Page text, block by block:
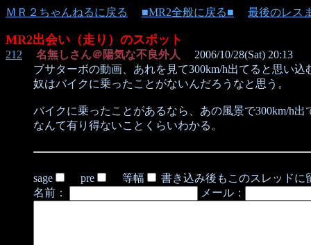
ＭＲ２ちゃんねるに戻る ■MR2全般に戻る■ 最後のレス
MR2出会い（走り）のスポット
212 名無しさん＠陽気な不良外人
2006/10/28(Sat) 20:13
ブサターボの動画、あれを見て300km/h出てると思い込
奴はバイクに乗ったことがないんだろうなと思う。
バイクに乗ったことがあるなら、あの風景で300km/h出
なんて有り得ないことくらいわかる。
sage pre 等幅
書き込み後もこのスレッドに
名前：
メール：